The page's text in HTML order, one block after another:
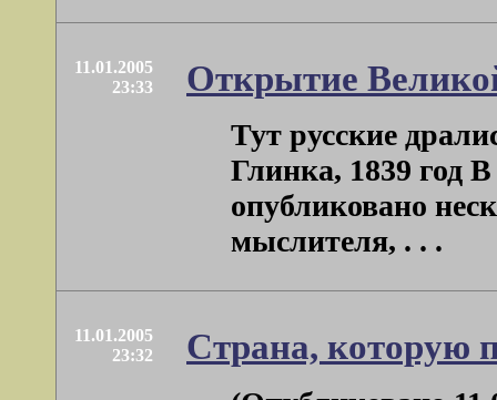
11.01.2005
23:33
Открытие
Тут русские
Глинка, 1839 год
опубликовано
мыслителя, . . .
11.01.2005
23:32
Страна, которую